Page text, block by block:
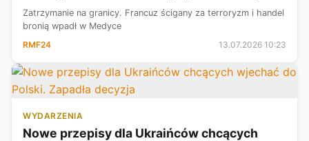
Zatrzymanie na granicy. Francuz ścigany za terroryzm i handel
bronią wpadł w Medyce
RMF24
13.07.2026 10:23
WYDARZENIA
Nowe przepisy dla Ukraińców chcących